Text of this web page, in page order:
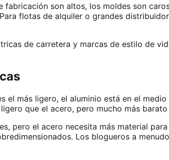
son altos, los moldes son
flotas de alquiler o grandes
de carretera y marcas de estilo de
más ligero, el aluminio está en el
que el acero, pero mucho más
pero el acero necesita más material
Los blogueros a